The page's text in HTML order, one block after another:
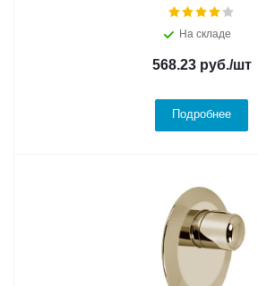
На складе
568.23руб./шт
Подробнее